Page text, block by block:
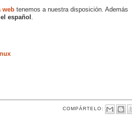
web tenemos a nuestra disposición. Además
español
COMPÁRTELO: